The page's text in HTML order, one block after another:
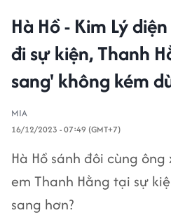
Hà Hồ - Kim Lý
đi sự kiện, Thanh
sang' không kém
MIA
16/12/2023 - 07:49 (GMT+7)
Hà Hồ sánh đôi cùng
em Thanh Hằng tại sự
sang hơn?